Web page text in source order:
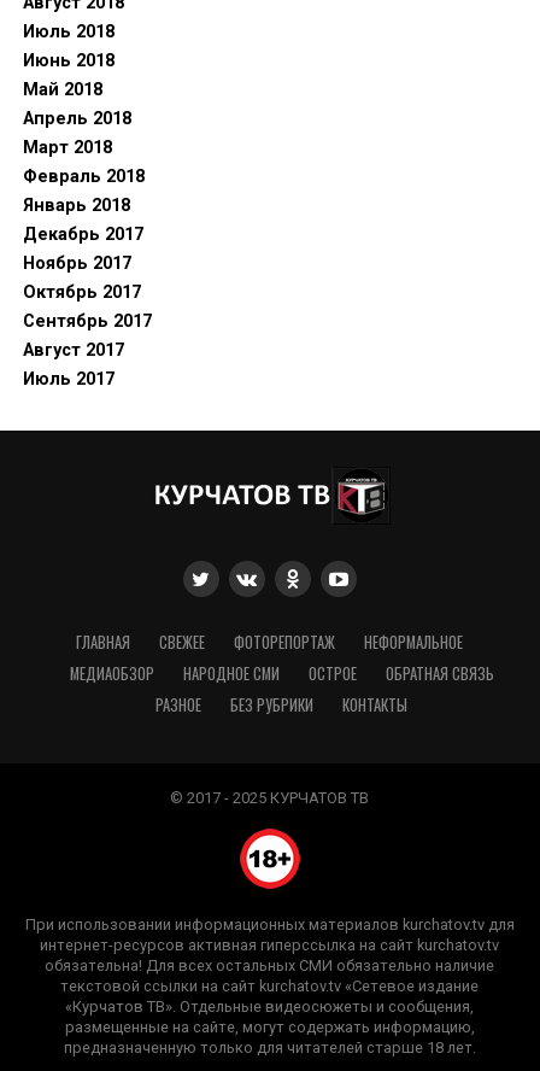
Июль 2018
Июнь 2018
Май 2018
Апрель 2018
Март 2018
Февраль 2018
Январь 2018
Декабрь 2017
Ноябрь 2017
Октябрь 2017
Сентябрь 2017
Август 2017
Июль 2017
ГЛАВНАЯ СВЕЖЕЕ ФОТОРЕПОРТАЖ
НЕФОРМАЛЬНОЕ
МЕДИАОБЗОР
НАРОДНОЕ СМИ ОСТРОЕ
ОБРАТНАЯ СВЯЗЬ
РАЗНОЕ
БЕЗ РУБРИКИ КОНТАКТЫ
© 2017 - 2025 КУРЧАТОВ ТВ
При использовании информационных материалов kurchatov.tv для
интернет-ресурсов активная гиперссылка на сайт kurchatov.tv
обязательна! Для всех остальных СМИ обязательно наличие
текстовой ссылки на сайт kurchatov.tv «Сетевое издание
«Курчатов ТВ». Отдельные видеосюжеты и сообщения,
размещенные на сайте, могут содержать информацию,
предназначенную только для читателей старше 18 лет.